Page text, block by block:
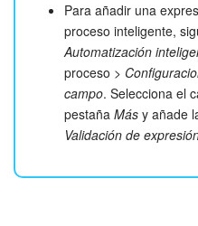
Para añadir una
proceso inteligente,
Automatización
proceso >
campo. Selecciona el
pestaña Más y añade
Validación de